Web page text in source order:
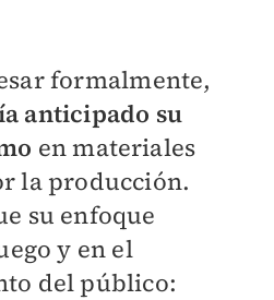
formalmente,
anticipado su
en materiales
la producción.
su enfoque
y en el
del público: